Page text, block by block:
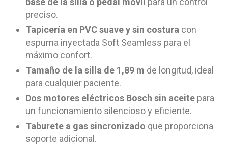
preciso.
Tapicería en PVC suave y sin costura con
espuma inyectada Soft Seamless para el
máximo confort.
Tamaño de la silla de 1,89 m de longitud, ideal
para cualquier paciente.
Dos motores eléctricos Bosch sin aceite para
un funcionamiento silencioso y eficiente.
Taburete a gas sincronizado que proporciona
soporte adicional.